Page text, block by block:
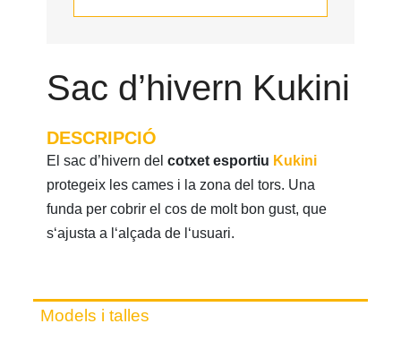
Sac d’hivern Kukini
DESCRIPCIÓ
El sac d’hivern delcotxet esportiu Kukini
protegeix les cames i la zona del tors. Una
funda per cobrir el cos de molt bon gust, que
sʻajusta a lʻalçada de lʻusuari.
Models i talles